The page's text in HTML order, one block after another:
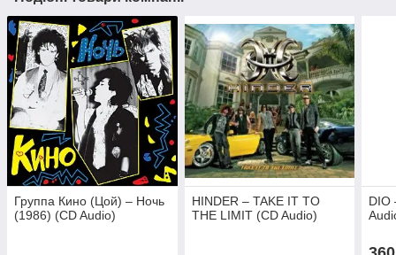
Группа Кино (Цой) – Ночь
(1986) (CD Audio)
HINDER – TAKE IT TO
THE LIMIT (CD Audio)
DIO